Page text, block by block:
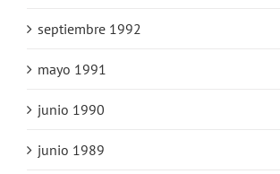
septiembre 1992
mayo 1991
junio 1990
junio 1989